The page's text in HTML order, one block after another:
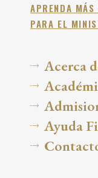
APRENDA
PARA EL
Acerca
Ayuda